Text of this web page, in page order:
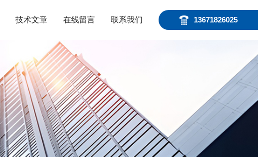
13671826025
技术文章 在线留言 联系我们